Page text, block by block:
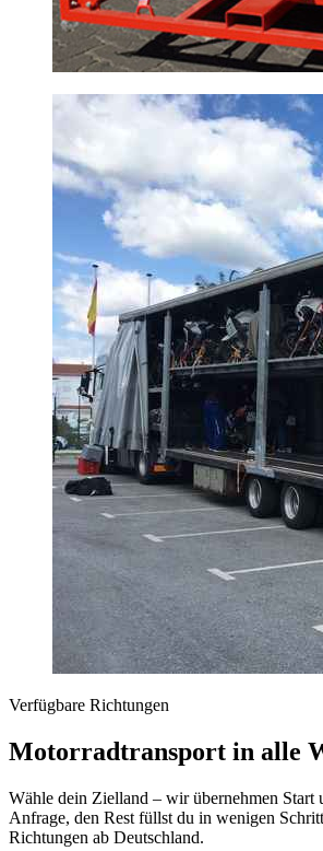
Verfügbare Richtungen
Motorradtransport in alle
Wähle dein Zielland – wir übernehmen Start
Anfrage, den Rest füllst du in wenigen
Richtungen ab Deutschland.